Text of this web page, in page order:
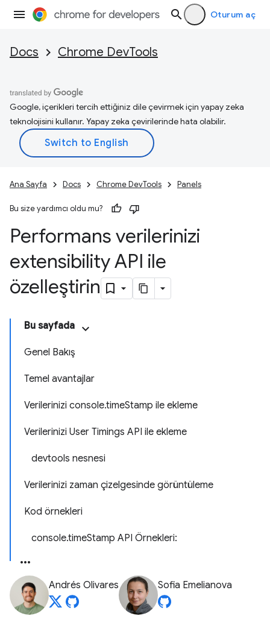
Oturum aç
Docs Chrome DevTools
Google, içerikleri tercih ettiğiniz dile çevirmek için yapay zeka
teknolojisini kullanır. Yapay zeka çevirilerinde hata olabilir.
Ana Sayfa Docs Chrome DevTools Panels
Bu size yardımcı oldu mu?
Performans verilerinizi
extensibility API ile
özelleştirin
Bu sayfada
Genel Bakış
Temel avantajlar
Verilerinizi console.timeStamp ile ekleme
Verilerinizi User Timings API ile ekleme
devtools nesnesi
Verilerinizi zaman çizelgesinde görüntüleme
Kod örnekleri
console.timeStamp API Örnekleri:
Andrés Olivares Sofia Emelianova